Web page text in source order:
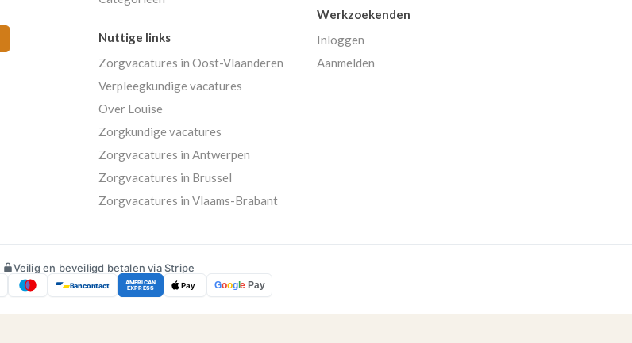
Werkzoekenden
Inloggen
Aanmelden
Nuttige links
Zorgvacatures in Oost-Vlaanderen
Verpleegkundige vacatures
Over Louise
Zorgkundige vacatures
Zorgvacatures in Antwerpen
Zorgvacatures in Brussel
Zorgvacatures in Vlaams-Brabant
Veilig en beveiligd betalen via Stripe
Bancontact AMERICAN
EXPRESS Pay Google Pay